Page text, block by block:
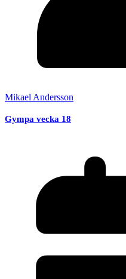
Mikael Andersson
Gympa vecka 18